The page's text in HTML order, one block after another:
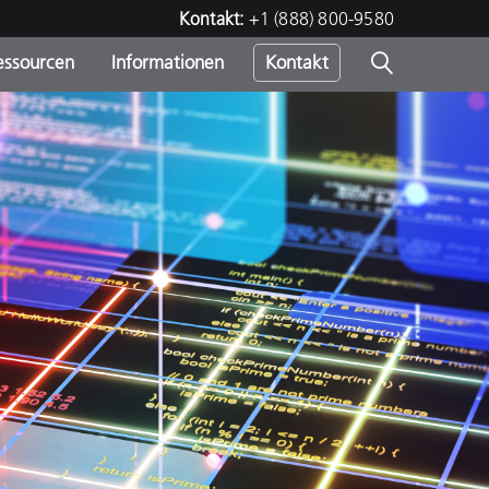
Kontakt: +1 (888) 800-9580
Informationen Kontakt